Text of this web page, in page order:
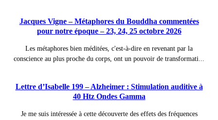
Jacques Vigne – Métaphores du Bouddha commentées
pour notre époque – 23, 24, 25 octobre 2026
Les métaphores bien méditées, c'est-à-dire en revenant par la
conscience au plus proche du corps, ont un pouvoir de transformati...
Lettre d’Isabelle 199 – Alzheimer : Stimulation auditive à
40 Htz Ondes Gamma
Je me suis intéressée à cette découverte des effets des fréquences